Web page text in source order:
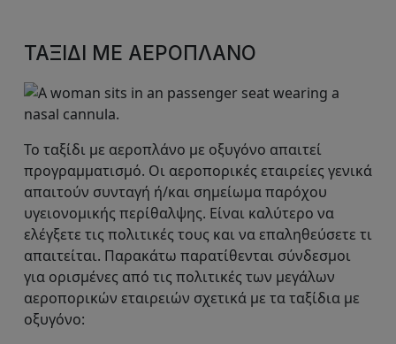
ΤΑΞΊΔΙ ΜΕ ΑΕΡΟΠΛΆΝΟ
Το ταξίδι με αεροπλάνο με οξυγόνο απαιτεί
προγραμματισμό. Οι αεροπορικές εταιρείες γενικά
απαιτούν συνταγή ή/και σημείωμα παρόχου
υγειονομικής περίθαλψης. Είναι καλύτερο να
ελέγξετε τις πολιτικές τους και να επαληθεύσετε τι
απαιτείται. Παρακάτω παρατίθενται σύνδεσμοι
για ορισμένες από τις πολιτικές των μεγάλων
αεροπορικών εταιρειών σχετικά με τα ταξίδια με
οξυγόνο: